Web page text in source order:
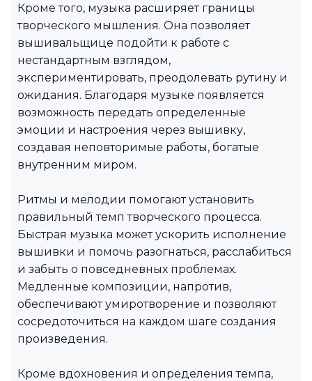
Кроме того, музыка расширяет границы
творческого мышления. Она позволяет
вышивальщице подойти к работе с
нестандартным взглядом,
экспериментировать, преодолевать рутину и
ожидания. Благодаря музыке появляется
возможность передать определенные
эмоции и настроения через вышивку,
создавая неповторимые работы, богатые
внутренним миром.
Ритмы и мелодии помогают установить
правильный темп творческого процесса.
Быстрая музыка может ускорить исполнение
вышивки и помочь разогнаться, расслабиться
и забыть о повседневных проблемах.
Медленные композиции, напротив,
обеспечивают умиротворение и позволяют
сосредоточиться на каждом шаге создания
произведения.
Кроме вдохновения и определения темпа,